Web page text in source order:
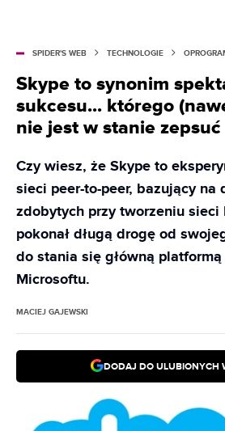
SPIDER'S WEB TECHNOLOGIE
Skype to synonim
sukcesu... którego
nie jest w stanie zepsuć
Czy wiesz, że Skype to
sieci peer-to-peer, bazujący na
zdobytych przy tworzeniu sieci
pokonał długą drogę od
do stania się główną
Microsoftu.
MACIEJ GAJEWSKI
DODAJ DO ULUBIONYCH